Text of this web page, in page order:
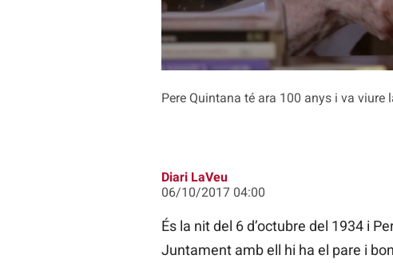
Pere Quintana té ara 100 anys i va
Diari LaVeu
06/10/2017 04:00
És la nit del 6 d’octubre del 1934 i
Juntament amb ell hi ha el pare i